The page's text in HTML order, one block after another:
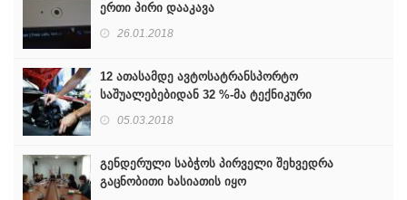
ერთი პირი დააკავა
26.01.2018
12 ათასამდე ავტოსატრანსპორტო
საშუალებებიდან 32 %-მა ტექნიკური
დათვალიერება ვერ გაიარა
05.03.2018
გენდერული საბჭოს პირველი შეხვედრა
გაცნობითი ხასიათის იყო